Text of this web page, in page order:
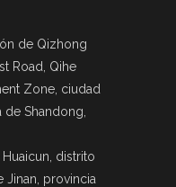
de Qizhong
Road, Qihe
Zone, ciudad
Shandong,
distrito
Jinan, provincia